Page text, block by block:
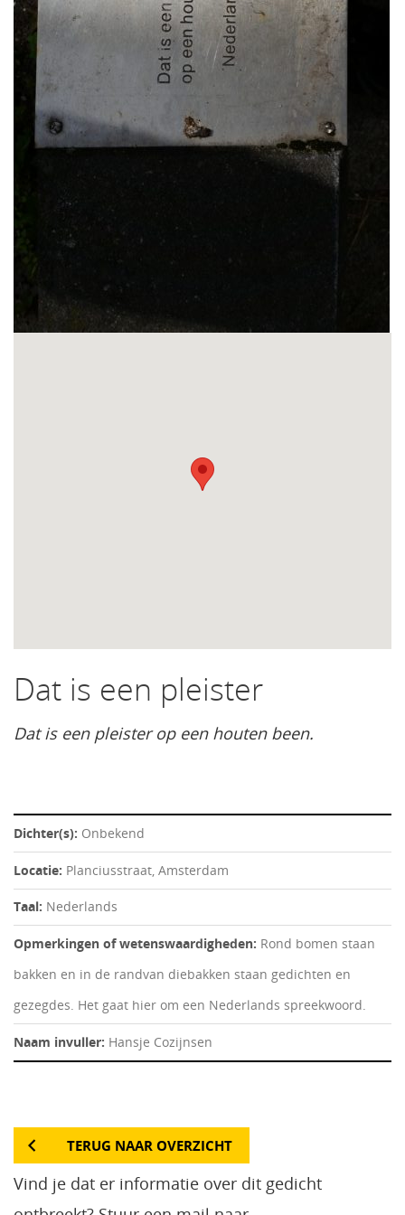
Dat is een pleister
Dat is een pleister op een houten been.
Dichter(s): Onbekend
Locatie: Planciusstraat, Amsterdam
Taal: Nederlands
Opmerkingen of wetenswaardigheden: Rond bomen staan
bakken en in de randvan diebakken staan gedichten en
gezegdes. Het gaat hier om een Nederlands spreekwoord.
Naam invuller: Hansje Cozijnsen
TERUG NAAR OVERZICHT
Vind je dat er informatie over dit gedicht